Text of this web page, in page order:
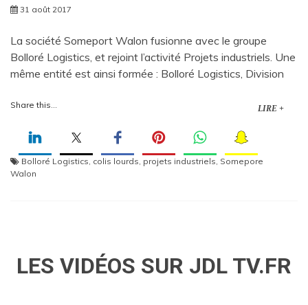
31 août 2017
La société Someport Walon fusionne avec le groupe
Bolloré Logistics, et rejoint l’activité Projets industriels. Une
même entité est ainsi formée : Bolloré Logistics, Division
Share this... LIRE +
Bolloré Logistics colis lourds projets industriels Somepore
Walon
LES VIDÉOS SUR JDL TV.FR